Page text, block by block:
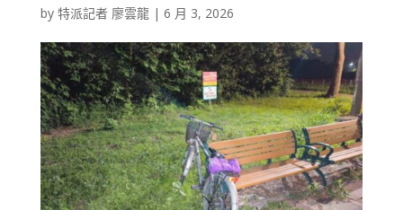
by 特派記者 廖雲龍| 6 月 3, 2026